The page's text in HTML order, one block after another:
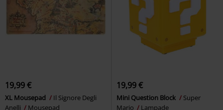
19,99 €
XL Mousepad
Il Signore Degli
Anelli
Mousepad
19,99 €
Mini Question Block
Super
Mario
Lampade